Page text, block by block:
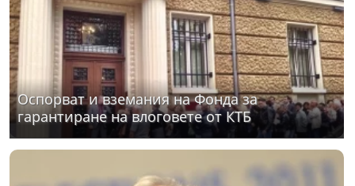
Оспорват и вземания на Фонда за
гарантиране на влоговете от КТБ